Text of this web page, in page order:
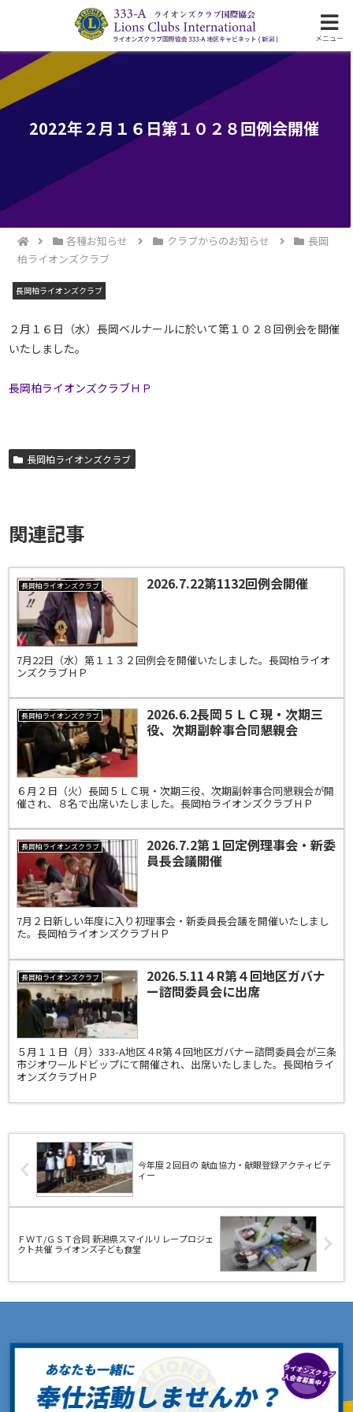
ライオンズクラブ国際協会333-A地区の活動
2022年２月１６日第１０２８回例会開催
各種お知らせ クラブからのお知らせ
長岡
柏ライオンズクラブ
長岡柏ライオンズクラブ
２月１６日（水）長岡ベルナールに於いて第１０２８回例会を開催
いたしました。
長岡柏ライオンズクラブＨＰ
長岡柏ライオンズクラブ
関連記事
長岡柏ライオンズクラブ 2026.7.22第1132回例会開催
7月22日（水）第１１３２回例会を開催いたしました。長岡柏ライオ
ンズクラブＨＰ
長岡柏ライオンズクラブ
2026.6.2長岡５ＬＣ現・次期三
役、次期副幹事合同懇親会
６月２日（火）長岡５ＬＣ現・次期三役、次期副幹事合同懇親会が開
催され、８名で出席いたしました。長岡柏ライオンズクラブＨＰ
長岡柏ライオンズクラブ
2026.7.2第１回定例理事会・新委
員長会議開催
7月２日新しい年度に入り初理事会・新委員長会議を開催いたしまし
た。長岡柏ライオンズクラブＨＰ
長岡柏ライオンズクラブ
2026.5.11４R第４回地区ガバナ
ー諮問委員会に出席
５月１１日（月）333-A地区４R第４回地区ガバナー諮問委員会が三条
市ジオワールドビップにて開催され、出席いたしました。長岡柏ライ
オンズクラブＨＰ
今年度２回目の 献血協力・献眼登録アクティビテ
ィー
ＦＷＴ/ＧＳＴ合同 新潟県スマイルリレープロジェ
クト共催 ライオンズ子ども食堂
メニュー